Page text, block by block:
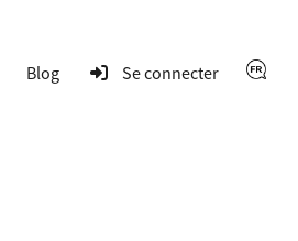
Blog Se connecter